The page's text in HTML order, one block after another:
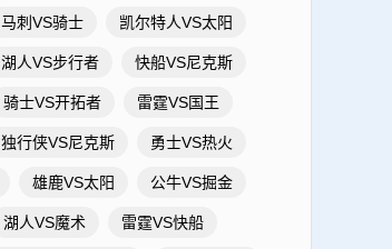
马刺VS骑士 凯尔特人VS太阳
湖人VS步行者 快船VS尼克斯
骑士VS开拓者 雷霆VS国王
独行侠VS尼克斯 勇士VS热火
雄鹿VS太阳 公牛VS掘金
湖人VS魔术 雷霆VS快船